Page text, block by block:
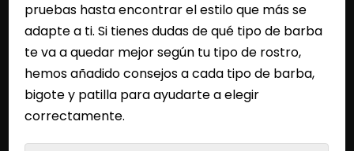
pruebas hasta encontrar el estilo que más se
adapte a ti. Si tienes dudas de qué tipo de barba
te va a quedar mejor según tu tipo de rostro,
hemos añadido consejos a cada tipo de barba,
bigote y patilla para ayudarte a elegir
correctamente.